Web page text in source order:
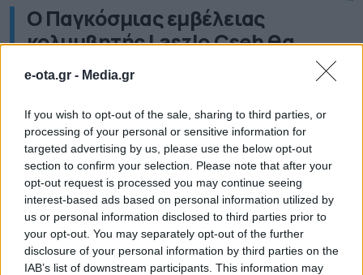
e-ota.gr - Media.gr
If you wish to opt-out of the sale, sharing to third parties, or
processing of your personal or sensitive information for
targeted advertising by us, please use the below opt-out
section to confirm your selection. Please note that after your
opt-out request is processed you may continue seeing
interest-based ads based on personal information utilized by
us or personal information disclosed to third parties prior to
your opt-out. You may separately opt-out of the further
disclosure of your personal information by third parties on the
IAB’s list of downstream participants. This information may
Ο Παγκόσμιας εμβέλειας
κολυμβητής Laszlo Cseh θα
συμμετέχει στο Τρόπαιο ΑΚΟΒΒ
2019
Για 3η συνεχή χρονιά ο Αθλητικός Κολυμβητικός
Όμιλος Βάρης Βάρκιζας (ΑΚΟΒΒ) θα διοργανώσει,
υπό την αιγίδα του Δήμου Βάρης Βούλας
Βουλιαγμένης και της ΚΟΕ, το Τρόπαιο για τις προ
αγωνιστικές κατηγορίες, στο Κλειστό
Κολυμβητήριο «Κύπρος» της Στρατιωτικής Σχολής
Ευελπίδων την Κυριακή 1 Δεκεμβρίου στις 09:30. Η
διοργάνωση είναι στο επίσημο κολυμβητικό
καλεντάρι 2019-20 της Κολυμβητικής […]
29.11.2019 - 21.30